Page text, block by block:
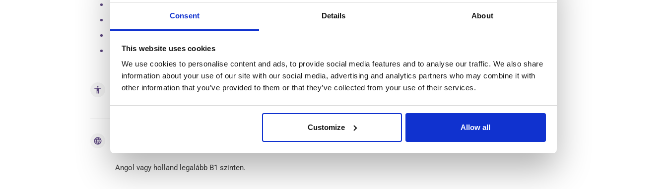
Consent Details About
This website uses cookies
We use cookies to personalise content and ads, to provide social media features and to analyse our traffic. We also share
information about your use of our site with our social media, advertising and analytics partners who may combine it with
other information that you’ve provided to them or that they’ve collected from your use of their services.
Customize Allow all
Egyágyas szállás Wi-Fi-hozzáféréssel.
Teljes körű adminisztratív és helyszíni támogatás.
Fejlődési és előrelépési lehetőség a cégen belül.
accessibility Készségek
language
Angol vagy holland legalább B1 szinten.